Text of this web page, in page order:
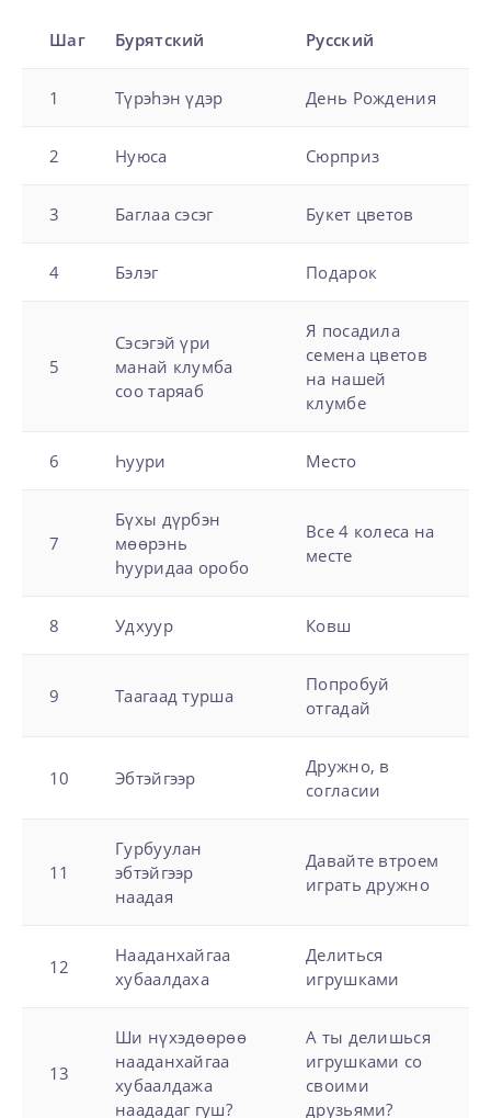
Шаг Бурятский Русский
1 Түрэhэн үдэр День Рождения
2 Нуюса Сюрприз
3 Баглаа сэсэг Букет цветов
4 Бэлэг Подарок
5
Сэсэгэй үри
манай клумба
соо таряаб
Я посадила
семена цветов
на нашей
клумбе
6 Һуури Место
7
Бүхы дүрбэн
мөөрэнь
hууридаа оробо
Все 4 колеса на
месте
8 Удхуур Ковш
9 Таагаад турша
Попробуй
отгадай
10 Эбтэйгээр
Дружно, в
согласии
11
Гурбуулан
эбтэйгээр
наадая
Давайте втроем
играть дружно
12
Нааданхайгаа
хубаалдаха
Делиться
игрушками
13
Ши нүхэдөөрөө
нааданхайгаа
хубаалдажа
наададаг гуш?
А ты делишься
игрушками со
своими
друзьями?